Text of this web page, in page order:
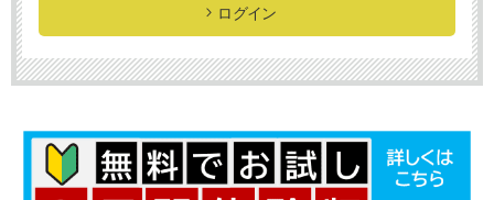
ログイン